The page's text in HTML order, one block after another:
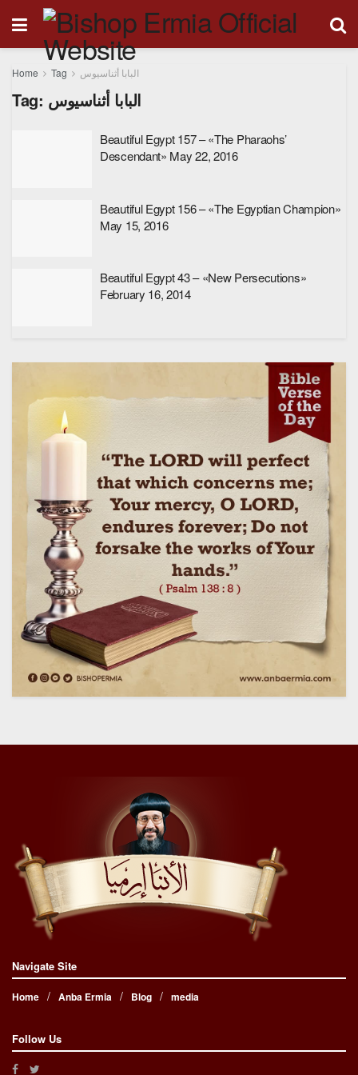
Home Tag البابا أثناسيوس
Tag: البابا أثناسيوس
Beautiful Egypt 157 – «The Pharaohs’
Descendant» May 22, 2016
Beautiful Egypt 156 – «The Egyptian Champion»
May 15, 2016
Beautiful Egypt 43 – «New Persecutions»
February 16, 2014
Navigate Site
Home Anba Ermia Blog media
Follow Us